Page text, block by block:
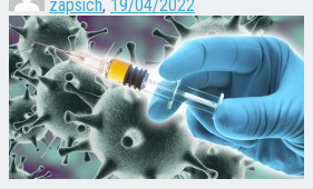
zapsich, 19/04/2022